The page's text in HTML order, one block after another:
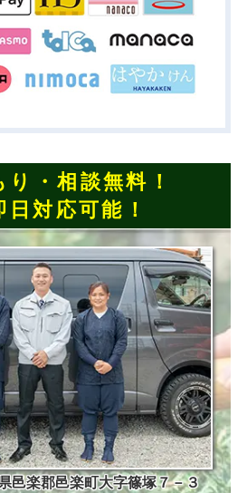
り・相談無料！
日対応可能！
邑楽郡邑楽町大字篠塚７－３